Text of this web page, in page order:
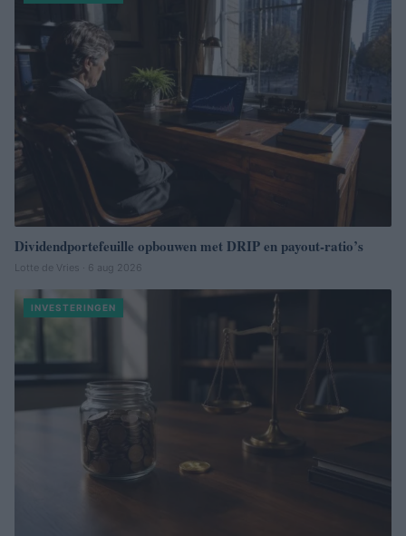
Dividendportefeuille opbouwen met DRIP en payout-ratio’s
Lotte de Vries · 6 aug 2026
INVESTERINGEN